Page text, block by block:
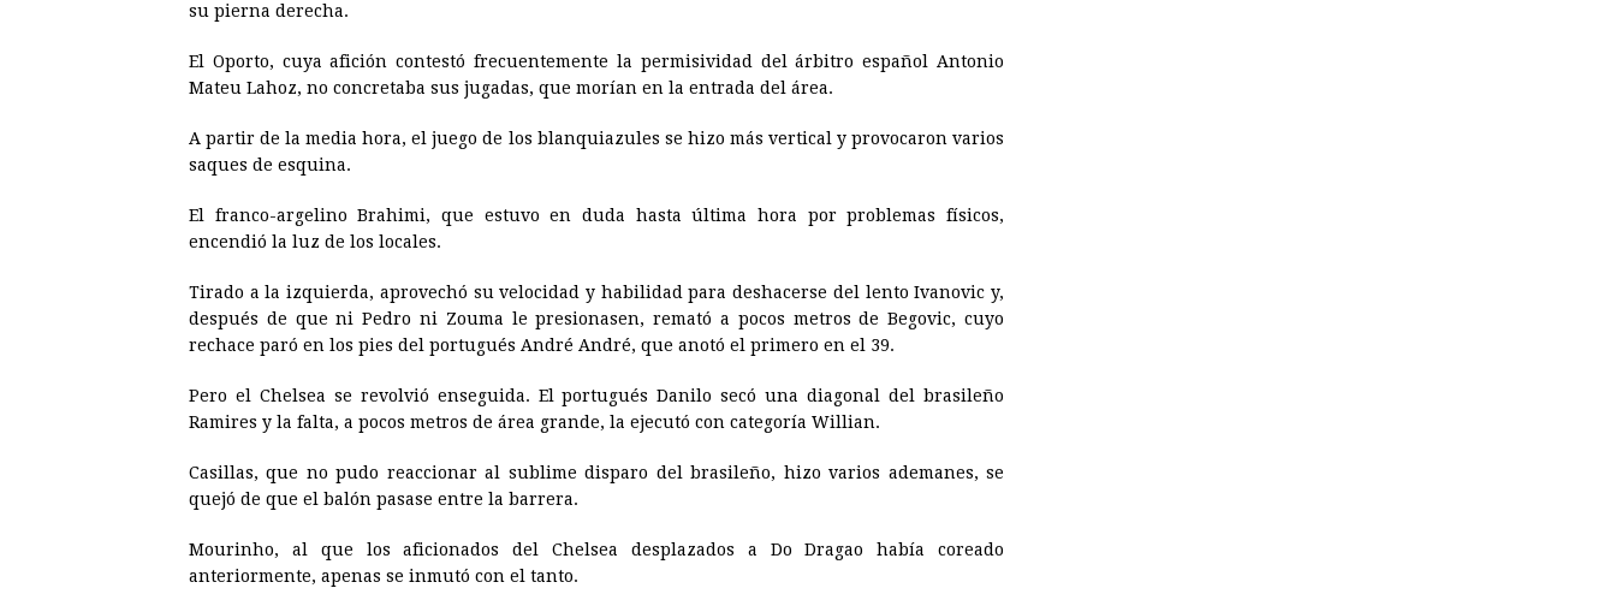
su pierna derecha.
El Oporto, cuya afición contestó frecuentemente la permisividad del árbitro español Antonio
Mateu Lahoz, no concretaba sus jugadas, que morían en la entrada del área.
A partir de la media hora, el juego de los blanquiazules se hizo más vertical y provocaron varios
saques de esquina.
El franco-argelino Brahimi, que estuvo en duda hasta última hora por problemas físicos,
encendió la luz de los locales.
Tirado a la izquierda, aprovechó su velocidad y habilidad para deshacerse del lento Ivanovic y,
después de que ni Pedro ni Zouma le presionasen, remató a pocos metros de Begovic, cuyo
rechace paró en los pies del portugués André André, que anotó el primero en el 39.
Pero el Chelsea se revolvió enseguida. El portugués Danilo secó una diagonal del brasileño
Ramires y la falta, a pocos metros de área grande, la ejecutó con categoría Willian.
Casillas, que no pudo reaccionar al sublime disparo del brasileño, hizo varios ademanes, se
quejó de que el balón pasase entre la barrera.
Mourinho, al que los aficionados del Chelsea desplazados a Do Dragao había coreado
anteriormente, apenas se inmutó con el tanto.